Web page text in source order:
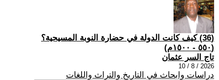
(36) كيف كانت الدولة في حضارة النوبة المسيحية؟
(٥٥٠ - ١٥٠٠م)
تاج السر عثمان
2026 / 8 / 10
دراسات وابحاث في التاريخ والتراث واللغات